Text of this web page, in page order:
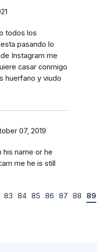
todos los
pasando lo
Instagram me
casar conmigo
huerfano y viudo
07, 2019
his name or he
me he is still
83 84 85 86 87 88 89